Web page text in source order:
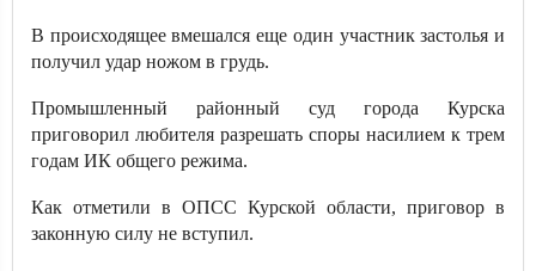
В происходящее вмешался еще один участник застолья и
получил удар ножом в грудь.
Промышленный районный суд города Курска
приговорил любителя разрешать споры насилием к трем
годам ИК общего режима.
Как отметили в ОПСС Курской области, приговор в
законную силу не вступил.